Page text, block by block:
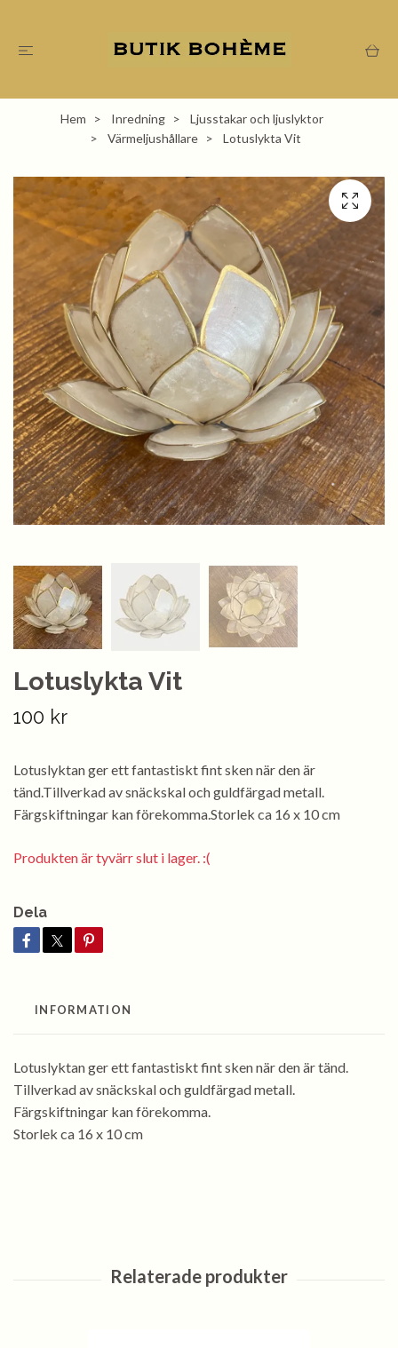
Hem Inredning
Ljusstakar och ljuslyktor
Värmeljushållare
Lotuslykta Vit
Lotuslykta Vit
100 kr
Lotuslyktan ger ett fantastiskt fint sken när den är
tänd.Tillverkad av snäckskal och guldfärgad metall.
Färgskiftningar kan förekomma.Storlek ca 16 x 10 cm
Produkten är tyvärr slut i lager. :(
Dela
INFORMATION
Lotuslyktan ger ett fantastiskt fint sken när den är tänd.
Tillverkad av snäckskal och guldfärgad metall.
Färgskiftningar kan förekomma.
Storlek ca 16 x 10 cm